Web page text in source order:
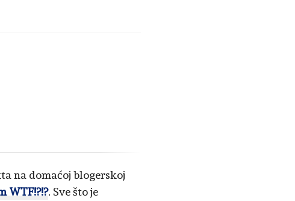
na domaćoj blogerskoj
WTF!?!?. Sve što je